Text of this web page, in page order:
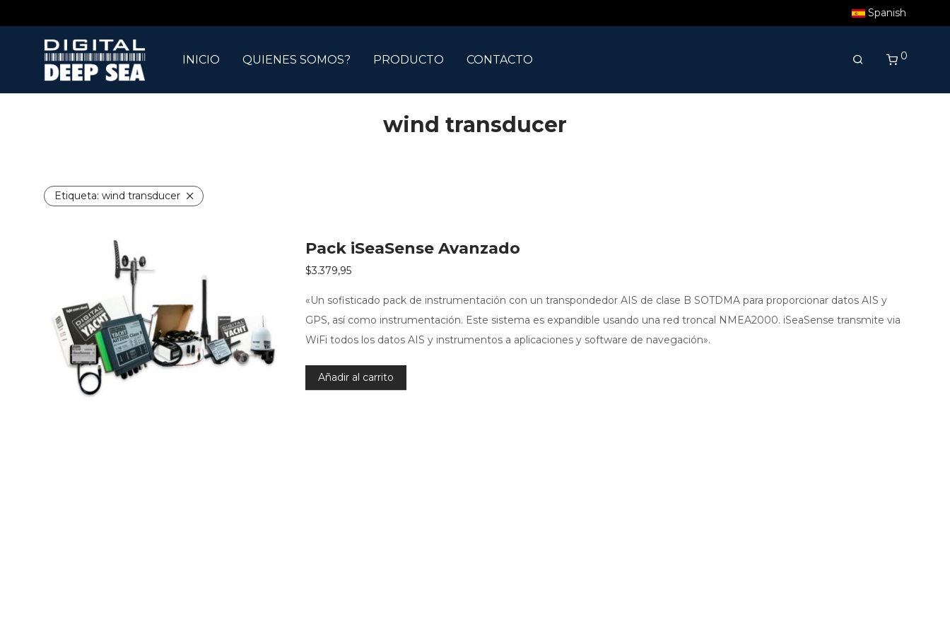
Spanish
INICIO QUIENES SOMOS? PRODUCTO CONTACTO 0
wind transducer
Etiqueta: wind transducer
Pack iSeaSense Avanzado
$3.379,95
«Un sofisticado pack de instrumentación con un transpondedor AIS de clase B SOTDMA para proporcionar datos AIS y
GPS, así como instrumentación. Este sistema es expandible usando una red troncal NMEA2000. iSeaSense transmite via
WiFi todos los datos AIS y instrumentos a aplicaciones y software de navegación».
Añadir al carrito